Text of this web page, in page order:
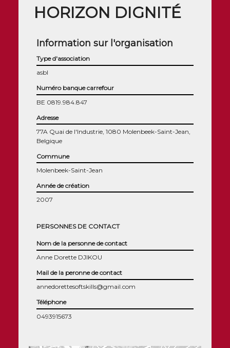
HORIZON DIGNITÉ
Information sur l'organisation
Type d'association
asbl
Numéro banque carrefour
BE 0819.984.847
Adresse
77A Quai de l'Industrie, 1080 Molenbeek-Saint-Jean,
Belgique
Commune
Molenbeek-Saint-Jean
Année de création
2007
PERSONNES DE CONTACT
Nom de la personne de contact
Anne Dorette DJIKOU
Mail de la peronne de contact
annedorettesoftskills@gmail.com
Téléphone
0493915673